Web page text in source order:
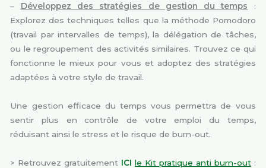
– Développez des stratégies de gestion du temps :
Explorez des techniques telles que la méthode Pomodoro
(travail par intervalles de temps), la délégation de tâches,
ou le regroupement des activités similaires. Trouvez ce qui
fonctionne le mieux pour vous et adoptez des stratégies
adaptées à votre style de travail.
Une gestion efficace du temps vous permettra de vous
sentir plus en contrôle de votre emploi du temps,
réduisant ainsi le stress et le risque de burn-out.
> Retrouvez gratuitement ICIle Kit pratique anti burn-out: